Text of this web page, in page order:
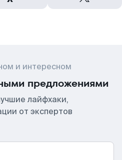
и интересном
предложениями
лайфхаки,
от экспертов